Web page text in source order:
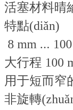
活塞材料晴
特點(diǎn)
8 mm ...
大行程 100
用于短而窄
非旋轉